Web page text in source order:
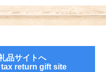
品サイトへ
return gift site